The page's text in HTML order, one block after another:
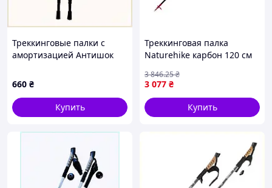
Треккинговые палки с
амортизацией Антишок
660 ₴
Купить
Треккинговая палка
Naturehike карбон 120 см
3 077 ₴
3 846.25₴
Купить